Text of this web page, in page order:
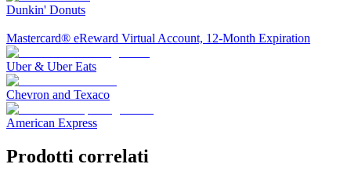
Dunkin' Donuts
Mastercard® eReward Virtual Account, 12-Month Expiration
Uber & Uber Eats
Chevron and Texaco
American Express
Prodotti correlati